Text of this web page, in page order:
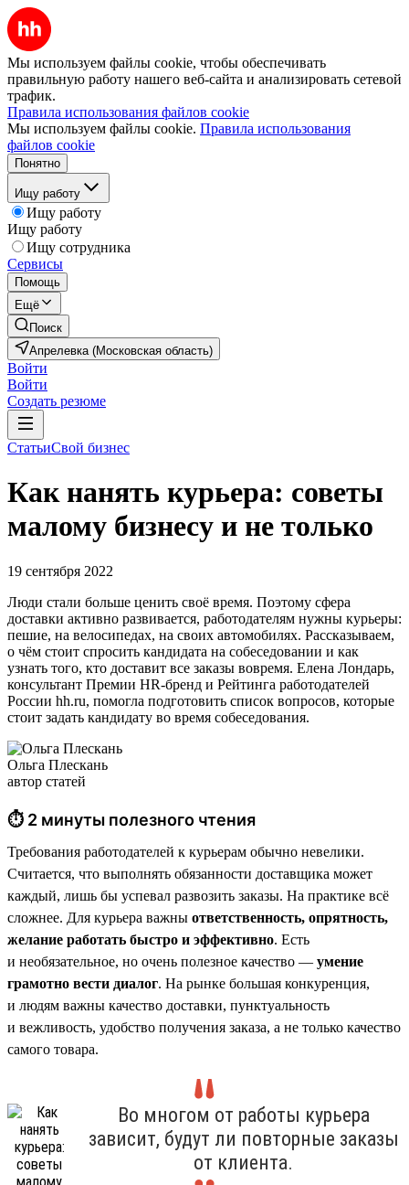
Мы используем файлы cookie, чтобы обеспечивать
правильную работу нашего веб-сайта и анализировать сетевой
трафик.
Правила использования файлов cookie
Мы используем файлы cookie. Правила использования
файлов cookie
Понятно
Ищу работу
Ищу работу
Ищу работу
Ищу сотрудника
Сервисы
Помощь
Ещё
Поиск
Апрелевка (Московская область)
Войти
Войти
Создать резюме
СтатьиСвой бизнес
Как нанять курьера: советы
малому бизнесу и не только
19 сентября 2022
Люди стали больше ценить своё время. Поэтому сфера
доставки активно развивается, работодателям нужны курьеры:
пешие, на велосипедах, на своих автомобилях. Рассказываем,
о чём стоит спросить кандидата на собеседовании и как
узнать того, кто доставит все заказы вовремя. Елена Лондарь,
консультант Премии HR-бренд и Рейтинга работодателей
России hh.ru, помогла подготовить список вопросов, которые
стоит задать кандидату во время собеседования.
Ольга Плескань
автор статей
⏱ 2 минуты полезного чтения
Требования работодателей к курьерам обычно невелики.
Считается, что выполнять обязанности доставщика может
каждый, лишь бы успевал развозить заказы. На практике всё
сложнее. Для курьера важны ответственность, опрятность,
желание работать быстро и эффективно. Есть
и необязательное, но очень полезное качество — умение
грамотно вести диалог. На рынке большая конкуренция,
и людям важны качество доставки, пунктуальность
и вежливость, удобство получения заказа, а не только качество
самого товара.
Во многом от работы курьера
зависит, будут ли повторные заказы
от клиента.